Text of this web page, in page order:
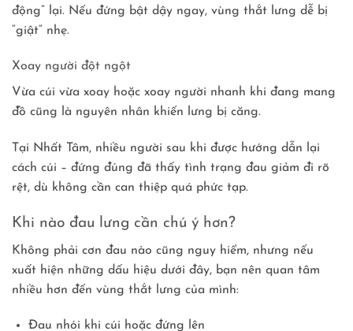
động” lại. Nếu đứng bật dậy ngay, vùng thắt lưng dễ bị
“giật” nhẹ.
Xoay người đột ngột
Vừa cúi vừa xoay hoặc xoay người nhanh khi đang mang
đồ cũng là nguyên nhân khiến lưng bị căng.
Tại Nhất Tâm, nhiều người sau khi được hướng dẫn lại
cách cúi – đứng đúng đã thấy tình trạng đau giảm đi rõ
rệt, dù không cần can thiệp quá phức tạp.
Khi nào đau lưng cần chú ý hơn?
Không phải cơn đau nào cũng nguy hiểm, nhưng nếu
xuất hiện những dấu hiệu dưới đây, bạn nên quan tâm
nhiều hơn đến vùng thắt lưng của mình:
Đau nhói khi cúi hoặc đứng lên